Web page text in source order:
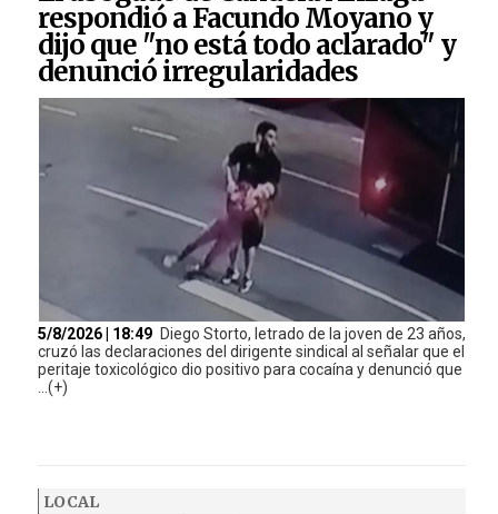
respondió a Facundo Moyano y
dijo que "no está todo aclarado" y
denunció irregularidades
5/8/2026 | 18:49 Diego Storto, letrado de la joven de 23 años,
cruzó las declaraciones del dirigente sindical al señalar que el
peritaje toxicológico dio positivo para cocaína y denunció que
...(+)
LOCAL